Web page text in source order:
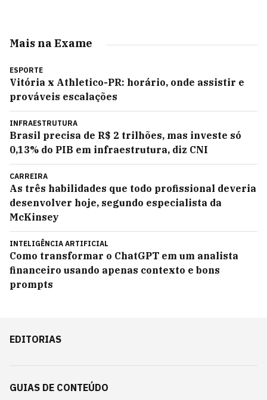
Mais na Exame
ESPORTE
Vitória x Athletico-PR: horário, onde assistir e
prováveis escalações
INFRAESTRUTURA
Brasil precisa de R$ 2 trilhões, mas investe só
0,13% do PIB em infraestrutura, diz CNI
CARREIRA
As três habilidades que todo profissional deveria
desenvolver hoje, segundo especialista da
McKinsey
INTELIGÊNCIA ARTIFICIAL
Como transformar o ChatGPT em um analista
financeiro usando apenas contexto e bons
prompts
EDITORIAS
GUIAS DE CONTEÚDO